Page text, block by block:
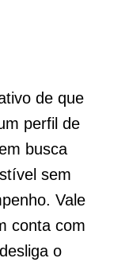
de que
perfil de
busca
sem
Vale
conta com
o